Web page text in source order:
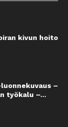
kivun hoito
–
työkalu –...